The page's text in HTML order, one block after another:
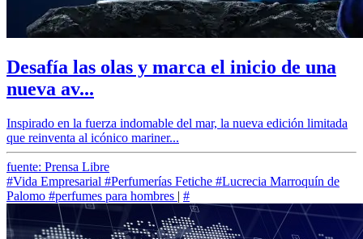
Desafía las olas y marca el inicio de una
nueva av...
Inspirado en la fuerza indomable del mar, la nueva edición limitada
que reinventa al icónico mariner...
fuente: Prensa Libre
#Vida Empresarial #Perfumerías Fetiche #Lucrecia Marroquín de
Palomo #perfumes para hombres | #